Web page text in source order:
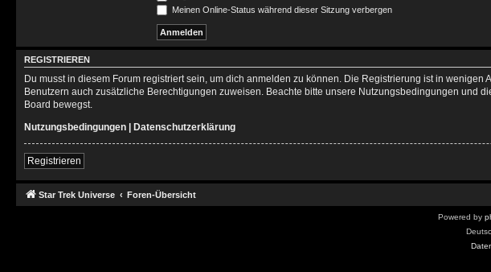
Meinen Online-Status während dieser Sitzung verbergen
REGISTRIEREN
Du musst in diesem Forum registriert sein, um dich anmelden zu können. Die Registrierung ist in
Benutzern auch zusätzliche Berechtigungen zuweisen. Beachte bitte unsere Nutzungsbedingungen
Board bewegst.
Nutzungsbedingungen | Datenschutzerklärung
Registrieren
Star Trek Universe Foren-Übersicht
Powered by